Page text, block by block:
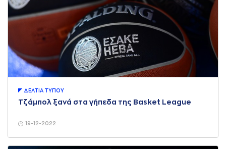
19-12-2022
ΔΕΛΤΙA ΤΥΠΟΥ
Τζάμπολ ξανά στα γήπεδα της Basket League